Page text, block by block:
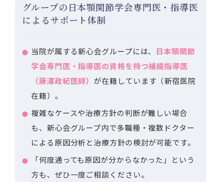
グループの日本顎関節学会専門医・指導医
によるサポート体制
当院が属する新心会グループには、 日本顎関節
学会専門医・指導医の資格を持つ補綴指導医
（藤澤政紀医師） が在籍しています（新宿医院
在籍）。
複雑なケースや治療方針の判断が難しい場合
も、新心会グループ内で多職種・複数ドクター
による原因分析と治療方針の検討が可能です。
「何度通っても原因が分からなかった」という
方も、ぜひ一度ご相談ください。